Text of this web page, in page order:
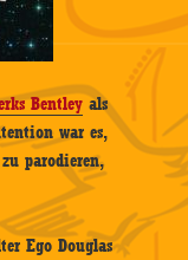
Bentley als
war es,
parodieren,
Ego Douglas